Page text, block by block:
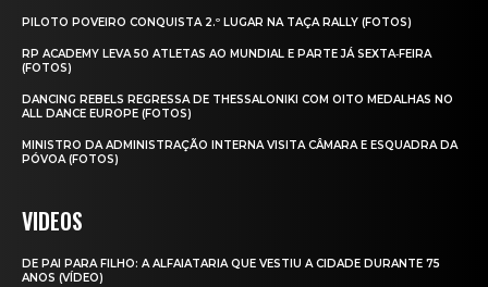
PILOTO POVEIRO CONQUISTA 2.º LUGAR NA TAÇA RALLY (FOTOS)
RP ACADEMY LEVA 50 ATLETAS AO MUNDIAL E PARTE JÁ SEXTA‑FEIRA
(FOTOS)
DANCING REBELS REGRESSA DE THESSALONIKI COM OITO MEDALHAS NO
ALL DANCE EUROPE (FOTOS)
MINISTRO DA ADMINISTRAÇÃO INTERNA VISITA CÂMARA E ESQUADRA DA
PÓVOA (FOTOS)
VIDEOS
DE PAI PARA FILHO: A ALFAIATARIA QUE VESTIU A CIDADE DURANTE 75
ANOS (VÍDEO)